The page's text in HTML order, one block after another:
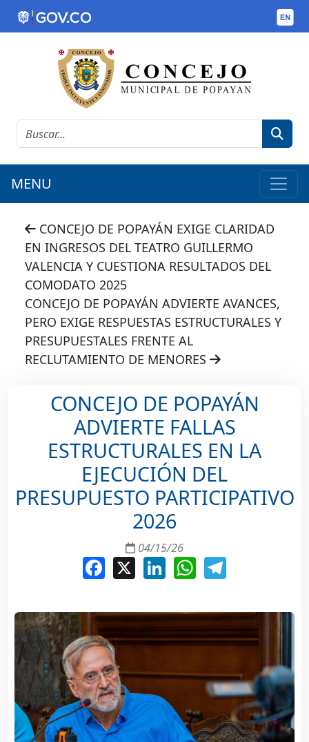
MENU
CONCEJO DE POPAYÁN EXIGE CLARIDAD
EN INGRESOS DEL TEATRO GUILLERMO
VALENCIA Y CUESTIONA RESULTADOS DEL
COMODATO 2025
CONCEJO DE POPAYÁN ADVIERTE AVANCES,
PERO EXIGE RESPUESTAS ESTRUCTURALES Y
PRESUPUESTALES FRENTE AL
RECLUTAMIENTO DE MENORES
CONCEJO DE POPAYÁN
ADVIERTE FALLAS
ESTRUCTURALES EN LA
EJECUCIÓN DEL
PRESUPUESTO PARTICIPATIVO
2026
04/15/26
Facebook LinkedInWhatsApp